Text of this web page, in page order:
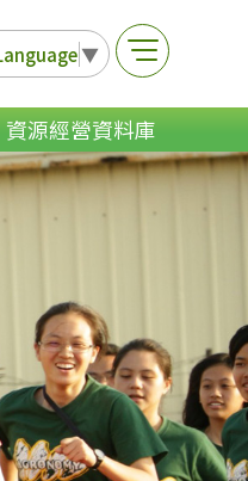
▼
資源經營資料庫